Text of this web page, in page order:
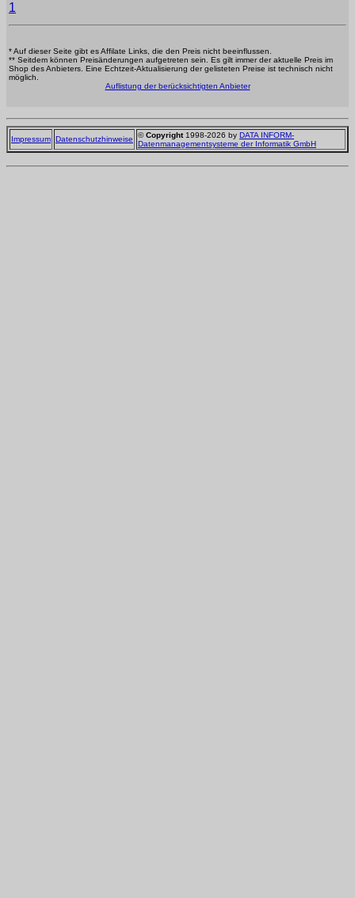
1
* Auf dieser Seite gibt es Affilate Links, die den Preis nicht beeinflussen.
** Seitdem können Preisänderungen aufgetreten sein. Es gilt immer der aktuelle Preis im
Shop des Anbieters. Eine Echtzeit-Aktualisierung der gelisteten Preise ist technisch nicht
möglich.
Auflistung der berücksichtigten Anbieter
Impressum Datenschutzhinweise ©Copyright1998-2026 by DATA INFORM-
Datenmanagementsysteme der Informatik GmbH